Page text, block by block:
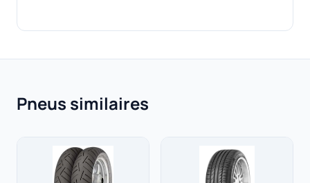
Pneus similaires